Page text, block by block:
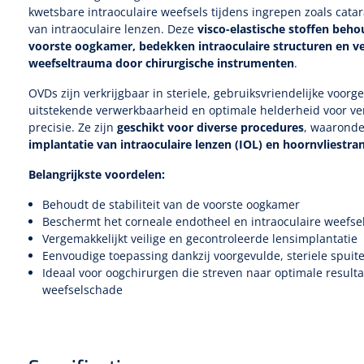
kwetsbare intraoculaire weefsels tijdens ingrepen zoals
van intraoculaire lenzen. Deze visco-elastische stoffen
voorste oogkamer, bedekken intraoculaire structuren en
weefseltrauma door chirurgische instrumenten.
OVDs zijn verkrijgbaar in steriele, gebruiksvriendelijke
uitstekende verwerkbaarheid en optimale helderheid voor
precisie. Ze zijn geschikt voor diverse procedures,
implantatie van intraoculaire lenzen (IOL) en
Belangrijkste voordelen:
Behoudt de stabiliteit van de voorste oogkamer
Beschermt het corneale endotheel en intraoculaire
Vergemakkelijkt veilige en gecontroleerde lensimplantatie
Eenvoudige toepassing dankzij voorgevulde, steriele
Ideaal voor oogchirurgen die streven naar optimale
weefselschade